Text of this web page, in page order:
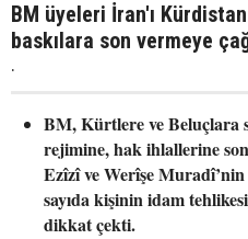
BM üyeleri İran'ı
baskılara son vermeye
.
BM, Kürtlere ve Beluçlara
rejimine, hak ihlallerine son
Ezîzî ve Werîşe
sayıda kişinin idam
dikkat çekti.